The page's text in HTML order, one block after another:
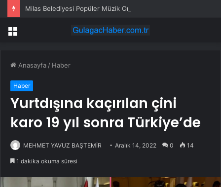
Menü
Anasayfa / Haber
Haber
Yurtdışına kaçırılan çini
karo 19 yıl sonra Türkiye’de
MEHMET YAVUZ BAŞTEMİR Aralık 14, 2022 0 14
1 dakika okuma süresi